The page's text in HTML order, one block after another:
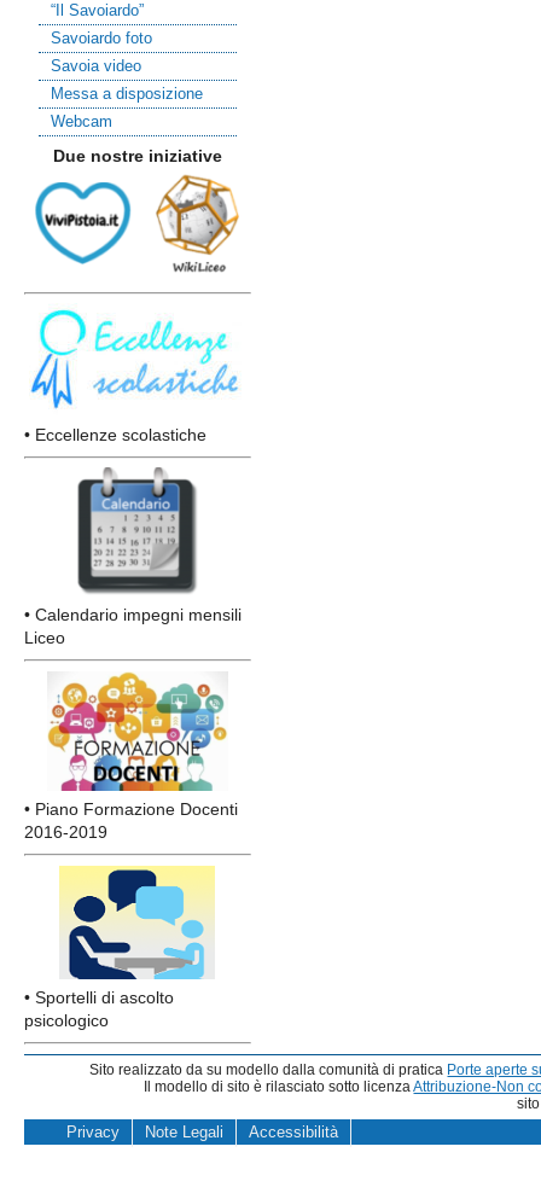
“Il Savoiardo”
Savoiardo foto
Savoia video
Messa a disposizione
Webcam
Due nostre iniziative
• Eccellenze scolastiche
• Calendario impegni mensili
Liceo
• Piano Formazione Docenti
2016-2019
• Sportelli di ascolto
psicologico
Sito realizzato da su modello dalla comunità di pratica Porte aperte
Il modello di sito è rilasciato sotto licenzaAttribuzione-Non
Privacy Note Legali Accessibilità